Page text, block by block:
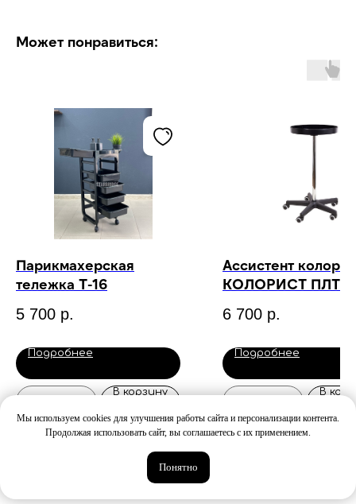
Может понравиться:
Парикмахерская
тележка Т-16
5 700 р.
Подробнее
В корзину
Ассистент
КОЛОРИСТ ПЛТ
6 700 р.
Подробнее
В
Мы используем cookies для улучшения работы сайта и персонализации контента.
Продолжая использовать сайт, вы соглашаетесь с их применением.
Понятно